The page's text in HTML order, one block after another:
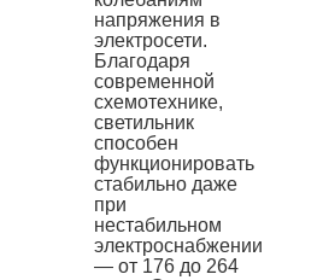
напряжения в
электросети.
Благодаря
современной
схемотехнике,
светильник
способен
функционировать
стабильно даже
при
нестабильном
электроснабжении
— от 176 до 264